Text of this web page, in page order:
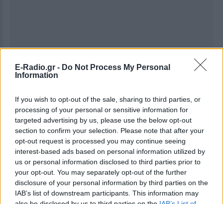
E-Radio.gr - Do Not Process My Personal
Information
If you wish to opt-out of the sale, sharing to third parties, or
processing of your personal or sensitive information for
targeted advertising by us, please use the below opt-out
section to confirm your selection. Please note that after your
opt-out request is processed you may continue seeing
interest-based ads based on personal information utilized by
us or personal information disclosed to third parties prior to
your opt-out. You may separately opt-out of the further
disclosure of your personal information by third parties on the
IAB’s list of downstream participants. This information may
Ακολουθήστε το E-Radio.gr στοGoogle News
και μάθετε πρώτοι
τα πιο hot νέα .